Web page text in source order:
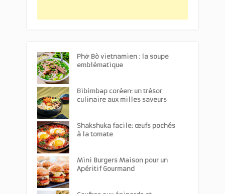
Phở Bò vietnamien : la soupe
emblématique
Bibimbap coréen: un trésor
culinaire aux milles saveurs
Shakshuka facile: œufs pochés
à la tomate
Mini Burgers Maison pour un
Apéritif Gourmand